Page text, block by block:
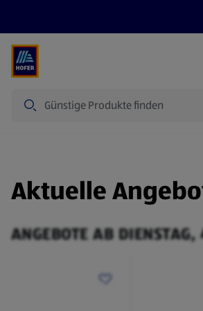
Aktuelle
ANGEBOTE AB